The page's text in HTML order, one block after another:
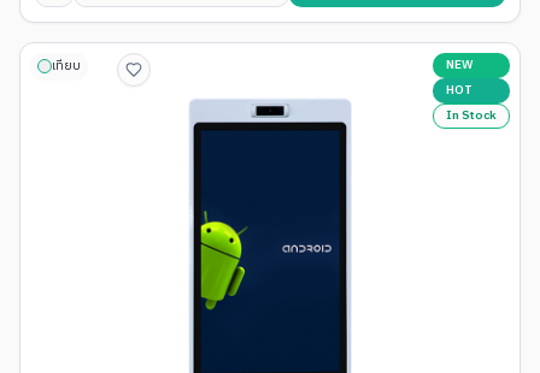
เทียบ
NEW
HOT
In Stock